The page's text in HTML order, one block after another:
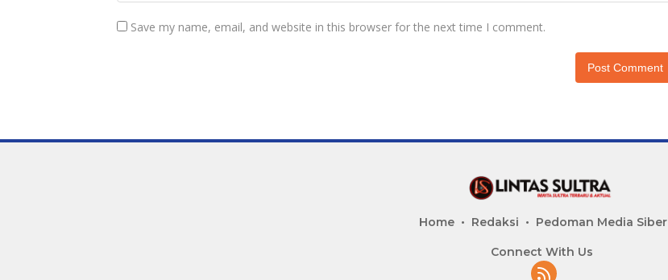
Save my name, email, and website in this browser for the next time I comment.
Home Redaksi Pedoman Media Siber
Connect With Us